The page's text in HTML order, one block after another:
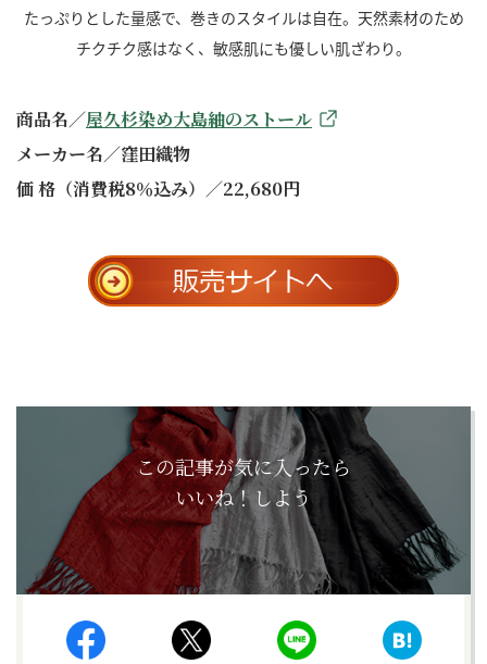
たっぷりとした量感で、巻きのスタイルは自在。天然素材のため
チクチク感はなく、敏感肌にも優しい肌ざわり。
商品名／屋久杉染め大島紬のストール
メーカー名／窪田織物
価 格（消費税8％込み）／22,680円
この記事が気に入ったら
いいね！しよう